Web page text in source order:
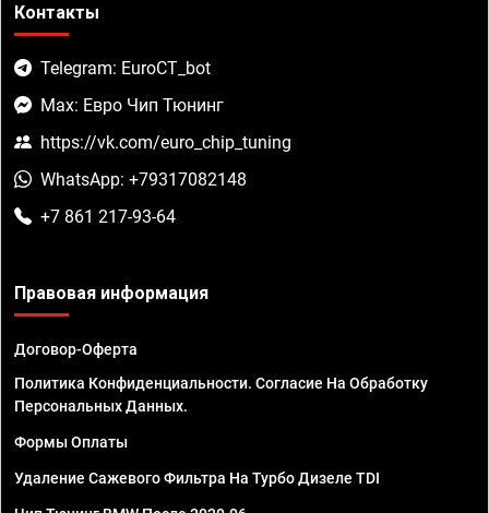
Контакты
Telegram: EuroCT_bot
Max: Евро Чип Тюнинг
https://vk.com/euro_chip_tuning
WhatsApp: +79317082148
+7 861 217-93-64
Правовая информация
Договор-Оферта
Политика Конфиденциальности. Согласие На Обработку
Персональных Данных.
Формы Оплаты
Удаление Сажевого Фильтра На Турбо Дизеле TDI